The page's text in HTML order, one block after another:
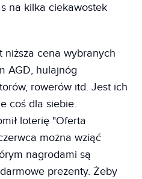
na kilka ciekawostek
niższa cena wybranych
AGD, hulajnóg
rowerów itd. Jest ich
coś dla siebie.
loterię "Oferta
można wziąć
nagrodami są
prezenty. Żeby